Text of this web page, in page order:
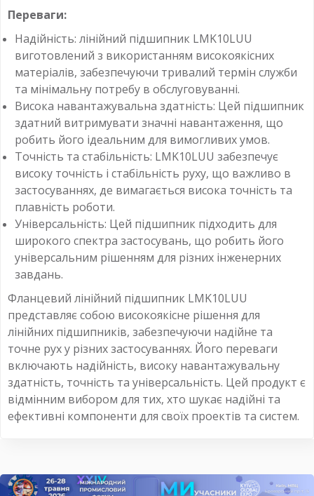
Переваги:
Надійність: лінійний підшипник LMK10LUU
виготовлений з використанням високоякісних
матеріалів, забезпечуючи тривалий термін служби
та мінімальну потребу в обслуговуванні.
Висока навантажувальна здатність: Цей підшипник
здатний витримувати значні навантаження, що
робить його ідеальним для вимогливих умов.
Точність та стабільність: LMK10LUU забезпечує
високу точність і стабільність руху, що важливо в
застосуваннях, де вимагається висока точність та
плавність роботи.
Універсальність: Цей підшипник підходить для
широкого спектра застосувань, що робить його
універсальним рішенням для різних інженерних
завдань.
Фланцевий лінійний підшипник LMK10LUU
представляє собою високоякісне рішення для
лінійних підшипників, забезпечуючи надійне та
точне рух у різних застосуваннях. Його переваги
включають надійність, високу навантажувальну
здатність, точність та універсальність. Цей продукт є
відмінним вибором для тих, хто шукає надійні та
ефективні компоненти для своїх проектів та систем.